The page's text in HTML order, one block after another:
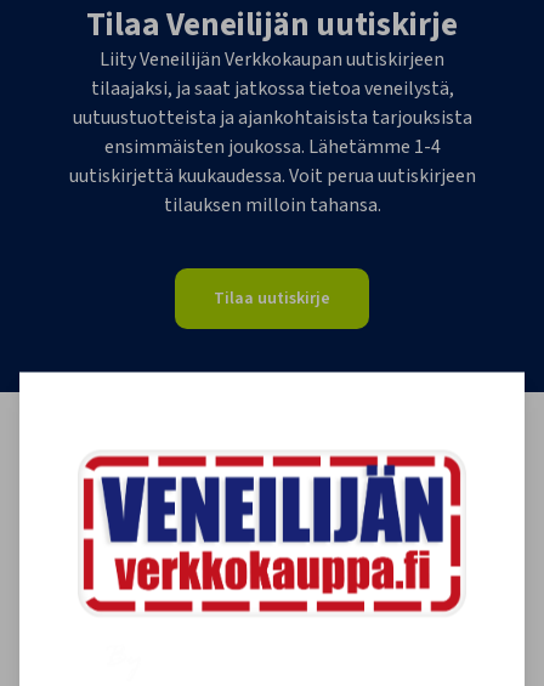
Tilaa Veneilijän uutiskirje
Liity Veneilijän Verkkokaupan uutiskirjeen
tilaajaksi, ja saat jatkossa tietoa veneilystä,
uutuustuotteista ja ajankohtaisista tarjouksista
ensimmäisten joukossa. Lähetämme 1-4
uutiskirjettä kuukaudessa. Voit perua uutiskirjeen
tilauksen milloin tahansa.
Tilaa uutiskirje